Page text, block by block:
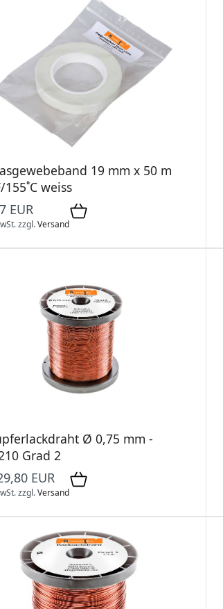
19 mm x 50 m
155˚C weiss
EUR
zzgl.Versand
Ø 0,75 mm -
Grad 2
EUR
zzgl.Versand